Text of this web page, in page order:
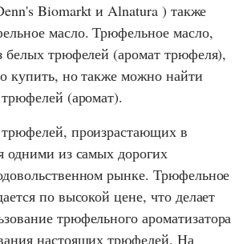
Biomarkt иAlnatura) также
масло. Трюфельное масло,
белых трюфелей (аромат трюфеля),
купить, но также можно найти
(аромат).
произрастающих в
одними из самых дорогих
рынке. Трюфельное
по высокой цене, что делает
трюфельного ароматизатора
настоящих трюфелей. На